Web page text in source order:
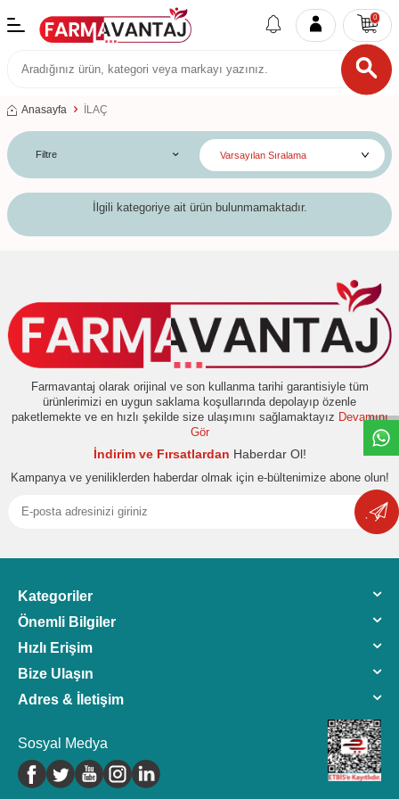
W
h
t
s
a
p
p
D
e
s
e
H
a
t
t
0
Anasayfa İLAÇ
Filtre
İlgili kategoriye ait ürün bulunmamaktadır.
Farmavantaj olarak orijinal ve son kullanma tarihi garantisiyle tüm
ürünlerimizi en uygun saklama koşullarında depolayıp özenle
paketlemekte ve en hızlı şekilde size ulaşımını sağlamaktayız Devamını
Gör
İndirim ve Fırsatlardan Haberdar Ol!
Kampanya ve yeniliklerden haberdar olmak için e-bültenimize abone olun!
Kategoriler
Önemli Bilgiler
Hızlı Erişim
Bize Ulaşın
Adres & İletişim
Sosyal Medya